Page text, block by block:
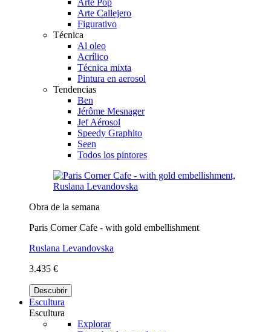
Arte Callejero
Figurativo
Técnica
Al oleo
Acrílico
Técnica mixta
Pintura en aerosol
Tendencias
Ben
Jérôme Mesnager
Jef Aérosol
Speedy Graphito
Seen
Todos los pintores
Obra de la semana
Paris Corner Cafe - with gold embellishment
Ruslana Levandovska
3.435 €
Descubrir
Escultura
Escultura
Explorar